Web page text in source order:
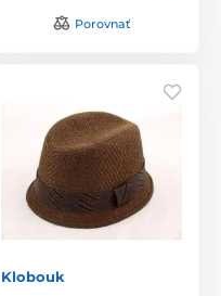
Porovnať
Klobouk